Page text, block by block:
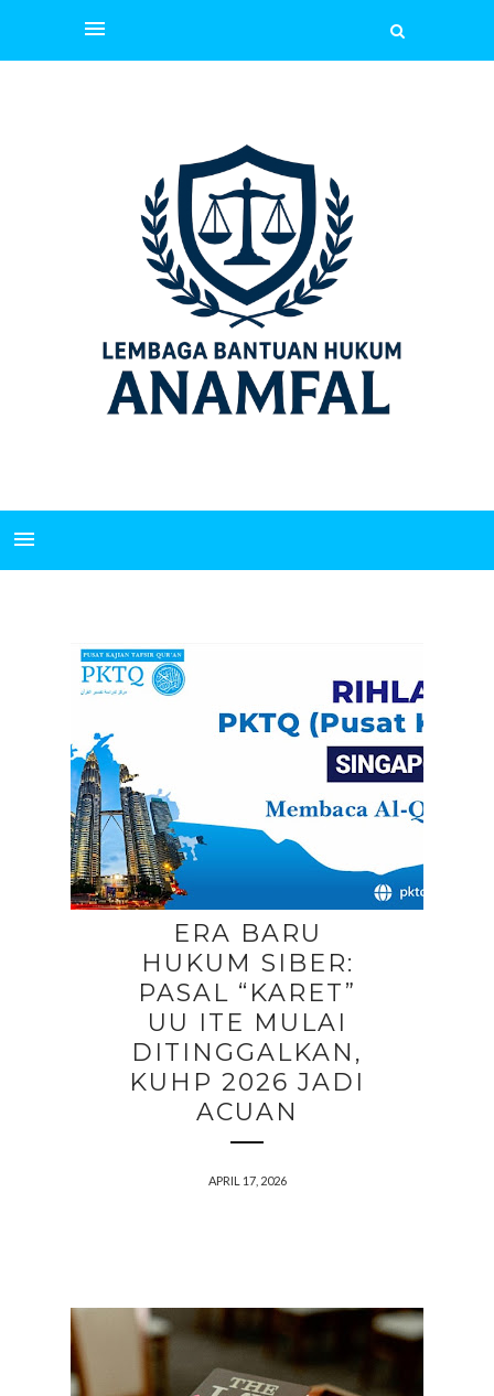
ERA BARU
HUKUM SIBER:
PASAL “KARET”
UU ITE MULAI
DITINGGALKAN,
KUHP 2026 JADI
ACUAN
APRIL 17, 2026